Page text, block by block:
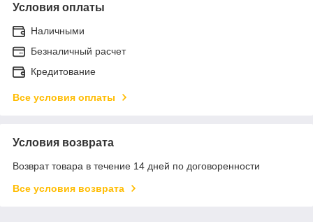
Условия оплаты
Наличными
Безналичный расчет
Кредитование
Все условия оплаты
Условия возврата
Возврат товара в течение 14 дней по договоренности
Все условия возврата